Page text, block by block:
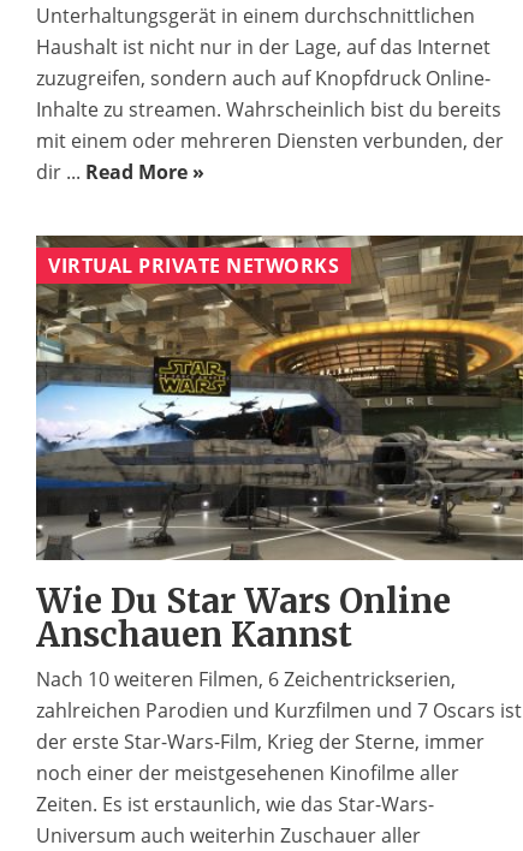
Unterhaltungsgerät in einem durchschnittlichen
Haushalt ist nicht nur in der Lage, auf das Internet
zuzugreifen, sondern auch auf Knopfdruck Online-
Inhalte zu streamen. Wahrscheinlich bist du bereits
mit einem oder mehreren Diensten verbunden, der
dir ... Read More »
VIRTUAL PRIVATE NETWORKS
Wie Du Star Wars Online
Anschauen Kannst
Nach 10 weiteren Filmen, 6 Zeichentrickserien,
zahlreichen Parodien und Kurzfilmen und 7 Oscars ist
der erste Star-Wars-Film, Krieg der Sterne, immer
noch einer der meistgesehenen Kinofilme aller
Zeiten. Es ist erstaunlich, wie das Star-Wars-
Universum auch weiterhin Zuschauer aller